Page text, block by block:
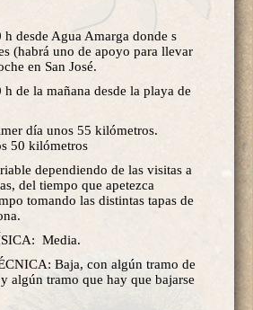
desde Agua Amarga donde s
(habrá uno de apoyo para llevar
en San José.
de la mañana desde la playa de
día unos 55 kilómetros.
50 kilómetros
dependiendo de las visitas a
del tiempo que apetezca
tomando las distintas tapas de
Media.
Baja, con algún tramo de
algún tramo que hay que bajarse